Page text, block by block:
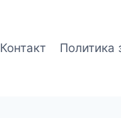
Контакт Политика